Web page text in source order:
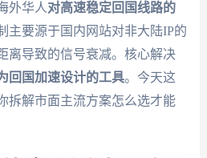
外华人对高速稳定回国线路的
主要源于国内网站对非大陆IP的
离导致的信号衰减。核心解决
回国加速设计的工具。今天这
拆解市面主流方案怎么选才能